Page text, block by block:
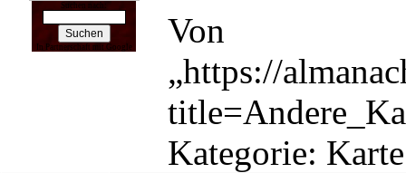
Suchen nach:
In Partnerschaft mit Google
Von
„https://
Kategorie: Karte